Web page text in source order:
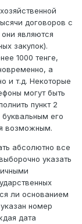
договоров с
являются
закупок).
1000 тенге,
а
и т.д. Некоторые
могут быть
пункт 2
его
возможным.
абсолютно все
указать
ли основанием
номер
дата